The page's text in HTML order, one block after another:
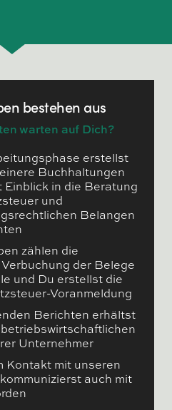
bestehen aus
warten auf Dich?
erstellst
Buchhaltungen
Einblick in die Beratung
und
Belangen
zählen die
der Belege
und Du erstellst die
Voranmeldung
Berichten erhältst
Unternehmer
Kontakt mit unseren
auch mit